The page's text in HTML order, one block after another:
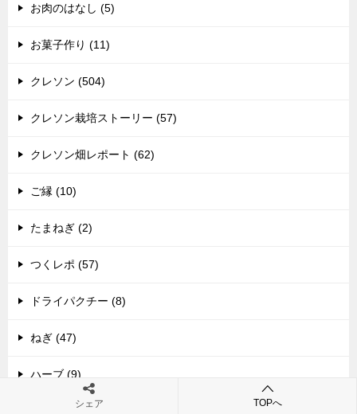
お肉のはなし (5)
お菓子作り (11)
クレソン (504)
クレソン栽培ストーリー (57)
クレソン畑レポート (62)
ご縁 (10)
たまねぎ (2)
つくレポ (57)
ドライパクチー (8)
ねぎ (47)
ハーブ (9)
パクチー (46)
シェア TOPへ